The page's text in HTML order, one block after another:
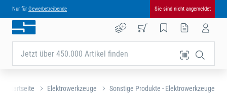
Nur für Gewerbetreibende Sie sind nicht angemeldet
Jetzt über 450.000 Artikel finden
Startseite Elektrowerkzeuge Sonstige Produkte - Elektrowerkzeuge